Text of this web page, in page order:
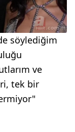
söylediğim
ve
tek bir